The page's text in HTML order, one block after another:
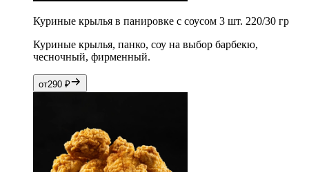
Куриные крылья в панировке с соусом 3 шт. 220/30 гр
Куриные крылья, панко, соу на выбор барбекю,
чесночный, фирменный.
от290 ₽